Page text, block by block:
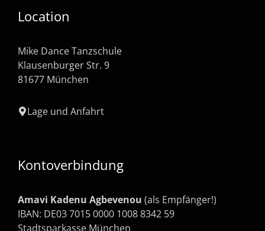
Location
Mike Dance Tanzschule
Klausenburger Str. 9
81677 München
Lage und Anfahrt
Kontoverbindung
Amavi Kadenu Agbevenou (als Empfänger!)
IBAN: DE03 7015 0000 1008 8342 59
Stadtsparkasse München